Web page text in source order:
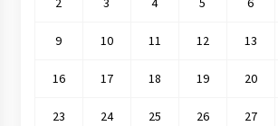
9 10 11 12 13
16 17 18 19 20
23 24 25 26 27